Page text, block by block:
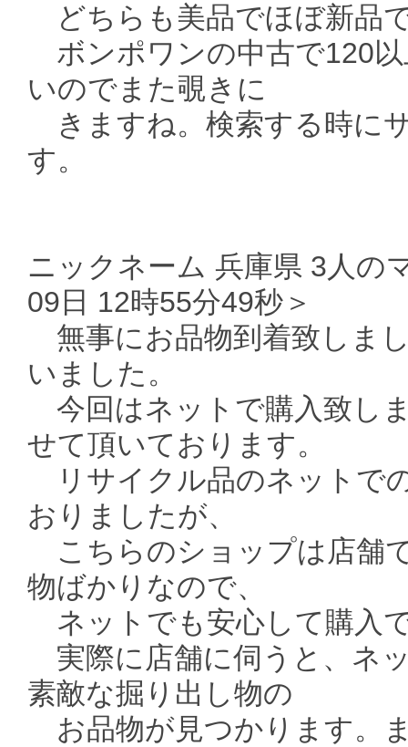
どちらも美品でほぼ新品
ボンポワンの中古で120
いのでまた覗きに
きますね。検索する時に
す。
ニックネーム 兵庫県 3人の
09日 12時55分49秒＞
無事にお品物到着致しま
いました。
今回はネットで購入致し
せて頂いております。
リサイクル品のネットで
おりましたが、
こちらのショップは店舗
物ばかりなので、
ネットでも安心して購入
実際に店舗に伺うと、ネ
素敵な掘り出し物の
お品物が見つかります。